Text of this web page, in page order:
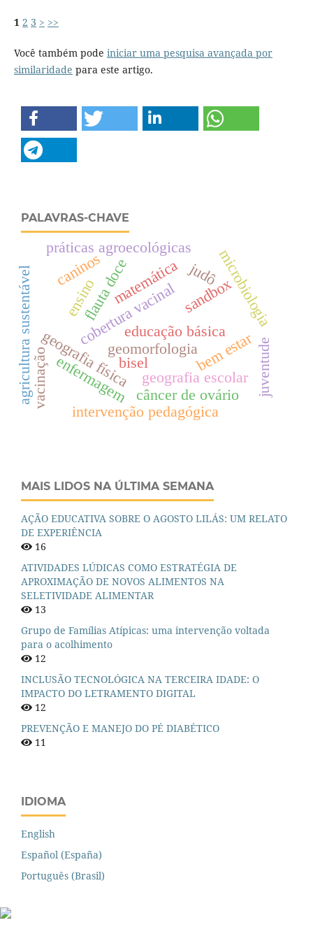
1 2 3 > >>
Você também pode iniciar uma pesquisa avançada por
similaridade para este artigo.
PALAVRAS-CHAVE
geografia físicageomorfologia
geografia escolar
sandbox
cobertura vacinal
enfermagem
vacinação
microbiologia
intervenção pedagógica
ensino
educação básica
bisel
flauta docematemática
práticas agroecológicas
agricultura sustentável bem estar
câncer de ovário
judô
caninos
juventude
MAIS LIDOS NA ÚLTIMA SEMANA
AÇÃO EDUCATIVA SOBRE O AGOSTO LILÁS: UM RELATO
DE EXPERIÊNCIA
16
ATIVIDADES LÚDICAS COMO ESTRATÉGIA DE
APROXIMAÇÃO DE NOVOS ALIMENTOS NA
SELETIVIDADE ALIMENTAR
13
Grupo de Famílias Atípicas: uma intervenção voltada
para o acolhimento
12
INCLUSÃO TECNOLÓGICA NA TERCEIRA IDADE: O
IMPACTO DO LETRAMENTO DIGITAL
12
PREVENÇÃO E MANEJO DO PÉ DIABÉTICO
11
IDIOMA
English
Español (España)
Português (Brasil)